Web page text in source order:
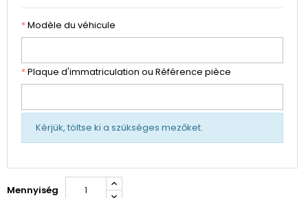
*Modèle du véhicule
*Plaque d'immatriculation ou Référence pièce
Kérjük, töltse ki a szükséges mezőket.
Mennyiség